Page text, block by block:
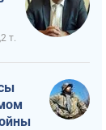
т.